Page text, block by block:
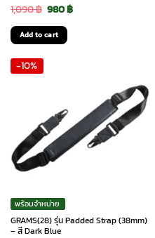
1,090฿ Original
price
was:
980฿Current
Add to cart
-10%
พร้อมจำหน่าย
GRAMS(28) รุ่น Padded Strap (38mm)
– สี Dark Blue